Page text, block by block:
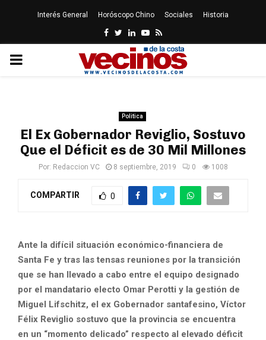
Interés General Horóscopo Chino Sociales Historia
Facebook
Twitter
LinkedinYoutube
Rss
PRIMARY
Politica
El Ex Gobernador Reviglio, Sostuvo
Que el Déficit es de 30 Mil Millones
Por: Redaccion VC 8 septiembre, 2019 0 1008
COMPARTIR 0
Ante la difícil situación económico-financiera de
Santa Fe y tras las tensas reuniones por la transición
que se han llevado a cabo entre el equipo designado
por el mandatario electo Omar Perotti y la gestión de
Miguel Lifschitz, el ex Gobernador santafesino, Víctor
Félix Reviglio sostuvo que la provincia se encuentra
en un “momento delicado” respecto al elevado déficit